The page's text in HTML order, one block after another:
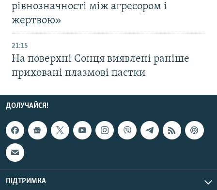
рівнозначності між агресором і
жертвою»
21:15
На поверхні Сонця виявлені раніше
приховані плазмові пастки
ДОЛУЧАЙСЯ!
ПІДТРИМКА